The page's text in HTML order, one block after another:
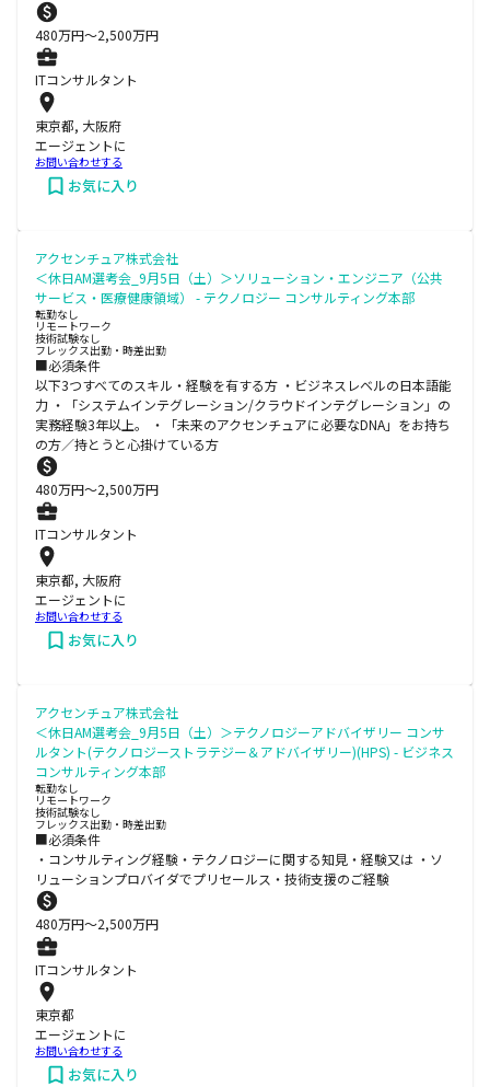
480万円〜2,500万円
ITコンサルタント
東京都, 大阪府
エージェントに
お問い合わせする
お気に入り
アクセンチュア株式会社
＜休日AM選考会_9月5日（土）＞ソリューション・エンジニア（公共
サービス・医療健康領域） - テクノロジー コンサルティング本部
転勤なし
リモートワーク
技術試験なし
フレックス出勤・時差出勤
■必須条件
以下3つすべてのスキル・経験を有する方 ・ビジネスレベルの日本語能
力 ・「システムインテグレーション/クラウドインテグレーション」の
実務経験3年以上。 ・「未来のアクセンチュアに必要なDNA」をお持ち
の方／持とうと心掛けている方
480万円〜2,500万円
ITコンサルタント
東京都, 大阪府
エージェントに
お問い合わせする
お気に入り
アクセンチュア株式会社
＜休日AM選考会_9月5日（土）＞テクノロジーアドバイザリー コンサ
ルタント(テクノロジーストラテジー＆アドバイザリー)(HPS) - ビジネス
コンサルティング本部
転勤なし
リモートワーク
技術試験なし
フレックス出勤・時差出勤
■必須条件
・コンサルティング経験・テクノロジーに関する知見・経験又は ・ソ
リューションプロバイダでプリセールス・技術支援のご経験
480万円〜2,500万円
ITコンサルタント
東京都
エージェントに
お問い合わせする
お気に入り